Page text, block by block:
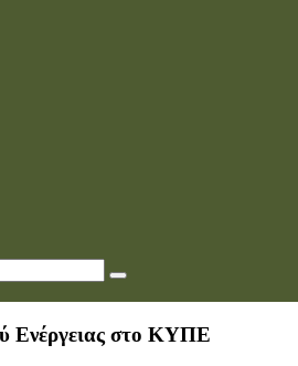
Ενέργειας στο ΚΥΠΕ